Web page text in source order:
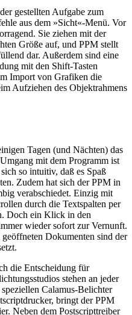
gestellten Aufgabe zum
aus dem »Sicht«-Menü. Vor
Sie ziehen mit der
Größe auf, und PPM stellt
dar. Außerdem sind eine
mit den Shift-Tasten
Import von Grafiken die
Aufziehen des Objektrahmens
Tagen (und Nächten) das
mit dem Programm ist
so intuitiv, daß es Spaß
Zudem hat sich der PPM in
verabschiedet. Einzig mit
durch die Textspalten per
Doch ein Klick in den
wieder sofort zur Vernunft.
Dokumenten sind der
die Entscheidung für
stehen an jeder
Calamus-Belichter
bringt der PPM
Neben dem Postscripttreiber